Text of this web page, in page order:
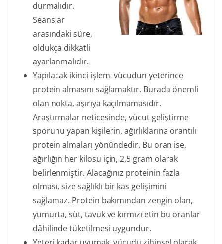
durmalıdır.
Seanslar
arasındaki süre,
oldukça dikkatli
ayarlanmalıdır.
Yapılacak ikinci işlem, vücudun yeterince
protein almasını sağlamaktır. Burada önemli
olan nokta, aşırıya kaçılmamasıdır.
Araştırmalar neticesinde, vücut geliştirme
sporunu yapan kişilerin, ağırlıklarına orantılı
protein almaları yönündedir. Bu oran ise,
ağırlığın her kilosu için, 2,5 gram olarak
belirlenmiştir. Alacağınız proteinin fazla
olması, size sağlıklı bir kas gelişimini
sağlamaz. Protein bakımından zengin olan,
yumurta, süt, tavuk ve kırmızı etin bu oranlar
dâhilinde tüketilmesi uygundur.